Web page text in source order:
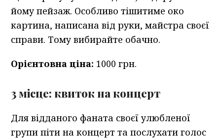
йому пейзаж. Особливо тішитиме око
картина, написана від руки, майстра своєї
справи. Тому вибирайте обачно.
Орієнтовна ціна: 1000 грн.
3 місце: квиток на концерт
Для відданого фаната своєї улюбленої
групи піти на концерт та послухати голос